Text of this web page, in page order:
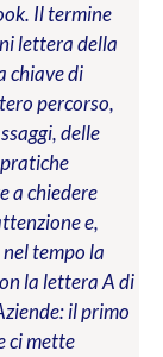
Il termine
lettera della
chiave di
percorso,
delle
a chiedere
e,
tempo la
la lettera A di
il primo
ci mette